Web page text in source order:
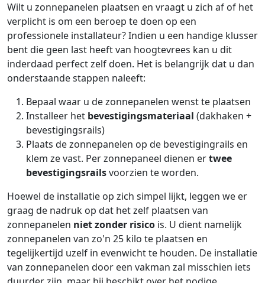
Wilt u zonnepanelen plaatsen en vraagt u zich af of het
verplicht is om een beroep te doen op een
professionele installateur? Indien u een handige klusser
bent die geen last heeft van hoogtevrees kan u dit
inderdaad perfect zelf doen. Het is belangrijk dat u dan
onderstaande stappen naleeft:
Bepaal waar u de zonnepanelen wenst te plaatsen
Installeer het bevestigingsmateriaal (dakhaken +
bevestigingsrails)
Plaats de zonnepanelen op de bevestigingrails en
klem ze vast. Per zonnepaneel dienen ertwee
bevestigingsrailsvoorzien te worden.
Hoewel de installatie op zich simpel lijkt, leggen we er
graag de nadruk op dat het zelf plaatsen van
zonnepanelen niet zonder risico is. U dient namelijk
zonnepanelen van zo'n 25 kilo te plaatsen en
tegelijkertijd uzelf in evenwicht te houden. De installatie
van zonnepanelen door een vakman zal misschien iets